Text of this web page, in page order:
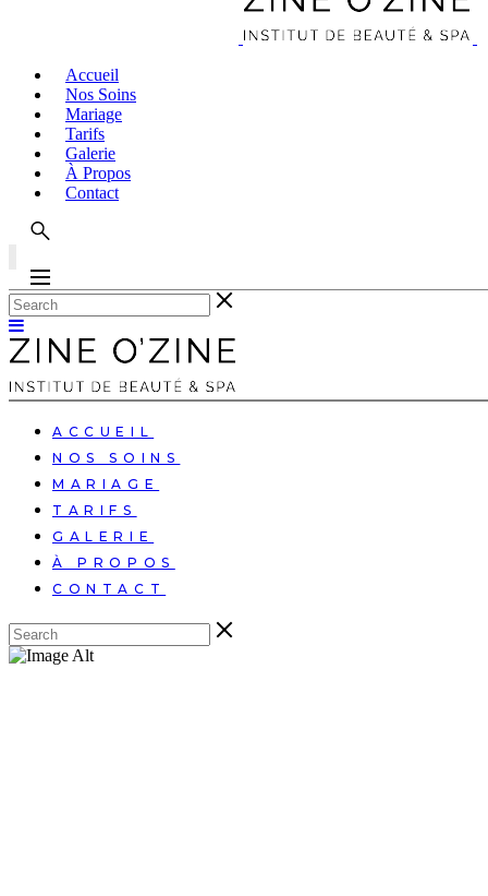
Accueil
Nos Soins
Mariage
Tarifs
Galerie
À Propos
Contact
ACCUEIL
NOS SOINS
MARIAGE
TARIFS
GALERIE
À PROPOS
CONTACT